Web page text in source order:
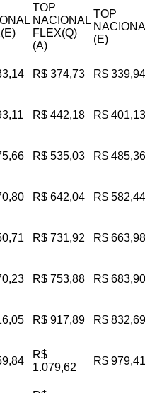
TOP
NACIONAL
FLEX(Q)
(A)
TOP
(E)
R$ 374,73 R$ 339,94
R$ 442,18 R$ 401,13
R$ 535,03 R$ 485,36
R$ 642,04 R$ 582,44
R$ 731,92 R$ 663,98
R$ 753,88 R$ 683,90
R$ 917,89 R$ 832,69
R$
1.079,62
R$ 979,41